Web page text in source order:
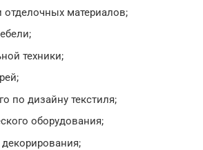
отделочных материалов;
техники;
по дизайну текстиля;
оборудования;